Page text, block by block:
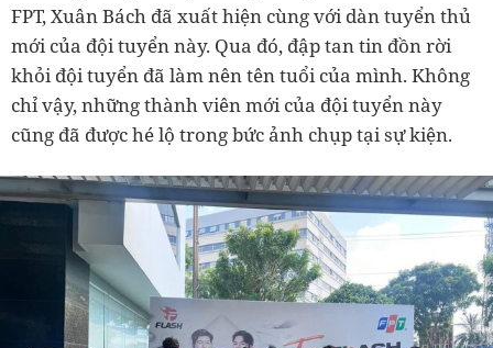
FPT, Xuân Bách đã xuất hiện cùng với dàn tuyển thủ
mới của đội tuyển này. Qua đó, đập tan tin đồn rời
khỏi đội tuyển đã làm nên tên tuổi của mình. Không
chỉ vậy, những thành viên mới của đội tuyển này
cũng đã được hé lộ trong bức ảnh chụp tại sự kiện.